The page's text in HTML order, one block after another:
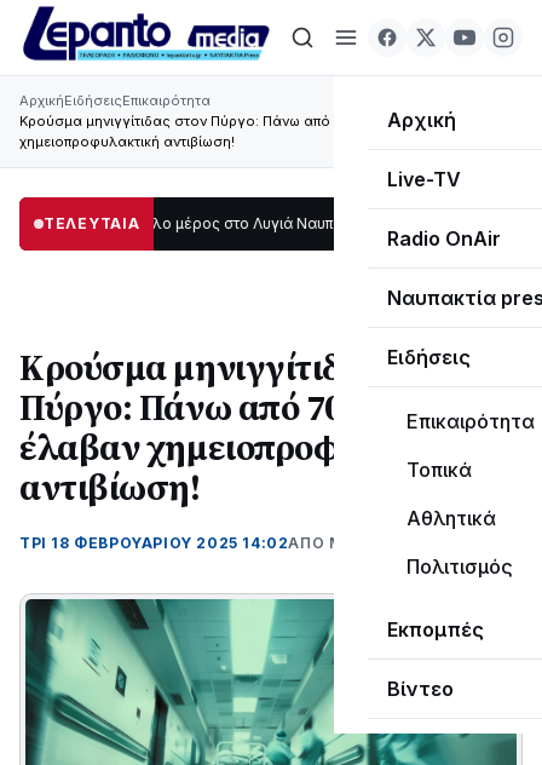
Αρχική
Live-TV
Radio OnAir
Ναυπακτία
Ειδήσεις
Επικαιρότητα
Τοπικά
Αθλητικά
Πολιτισμός
Εκπομπές
Βίντεο
ΑρχικήΕιδήσειςΕπικαιρότητα
Κρούσμα μηνιγγίτιδας στον Πύργο: Πάνω από 70 άτομα έλαβαν
χημειοπροφυλακτική αντιβίωση!
ΤΕΛΕΥΤΑΙΑ
μεγάλο μέρος στο Λυγιά Ναυπάκτου12:08
Κρούσμα μηνιγγίτιδας στον
Πύργο: Πάνω από 70 άτομα
έλαβαν χημειοπροφυλακτική
αντιβίωση!
ΤΡΊ 18 ΦΕΒΡΟΥΑΡΊΟΥ 2025 14:02ΑΠΌ ΜΑΝΤΩ ΚΑΠΕΝΤΖΩΝΗ